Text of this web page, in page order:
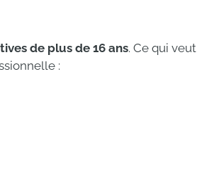
de plus de 16 ans. Ce qui veut
: